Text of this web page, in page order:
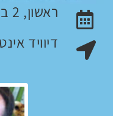
האירוע יתקיים
ראשון, 2 ביוני 2013
מקום האירוע:
דיוויד